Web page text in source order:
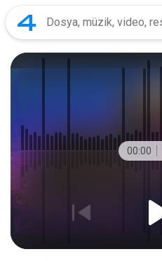
00:00